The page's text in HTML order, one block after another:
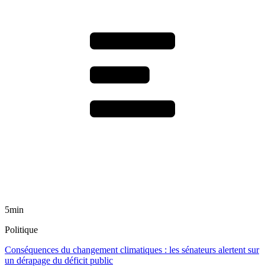
5min
Politique
Conséquences du changement climatiques : les sénateurs alertent sur
un dérapage du déficit public